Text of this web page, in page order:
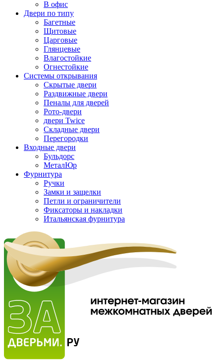
В офис
Двери по типу
Багетные
Щитовые
Царговые
Глянцевые
Влагостойкие
Огнестойкие
Системы открывания
Скрытые двери
Раздвижные двери
Пеналы для дверей
Рото-двери
двери Twice
Складные двери
Перегородки
Входные двери
Бульдорс
МеталЮр
Фурнитура
Ручки
Замки и защелки
Петли и ограничители
Фиксаторы и накладки
Итальянская фурнитура